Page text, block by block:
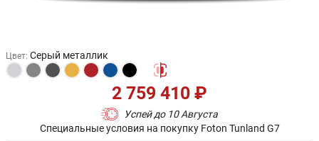
Цвет: Серый металлик
Успей до 10 Августа
2 759 410 ₽
Специальные условия на покупку Foton Tunland G7